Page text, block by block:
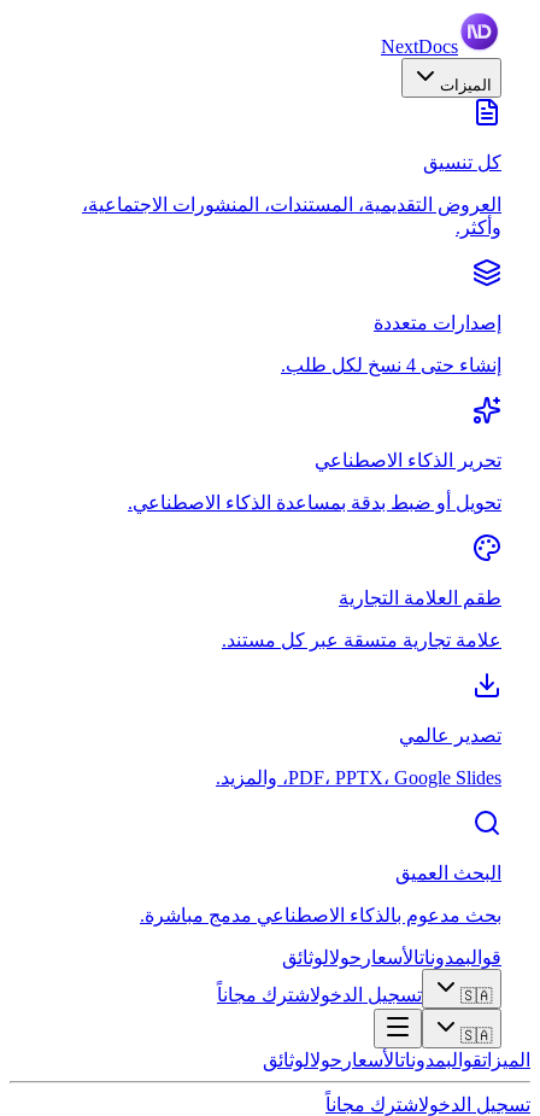
NextDocs
الميزات
كل تنسيق
العروض التقديمية، المستندات، المنشورات الاجتماعية،
وأكثر.
إصدارات متعددة
إنشاء حتى 4 نسخ لكل طلب.
تحرير الذكاء الاصطناعي
تحويل أو ضبط بدقة بمساعدة الذكاء الاصطناعي.
طقم العلامة التجارية
علامة تجارية متسقة عبر كل مستند.
تصدير عالمي
PDF، PPTX، Google Slides، والمزيد.
البحث العميق
بحث مدعوم بالذكاء الاصطناعي مدمج مباشرة.
قوالبمدوناتالأسعار حولالوثائق
🇸🇦 تسجيل الدخولاشترك مجاناً
🇸🇦
الميزاتقوالبمدوناتالأسعار حولالوثائق
تسجيل الدخولاشترك مجاناً